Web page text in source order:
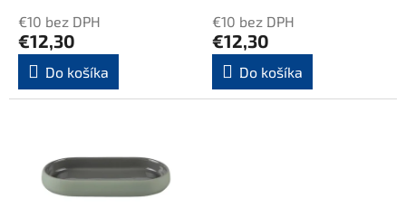
€10 bez DPH
€12,30
Do košíka
€10 bez DPH
€12,30
Do košíka